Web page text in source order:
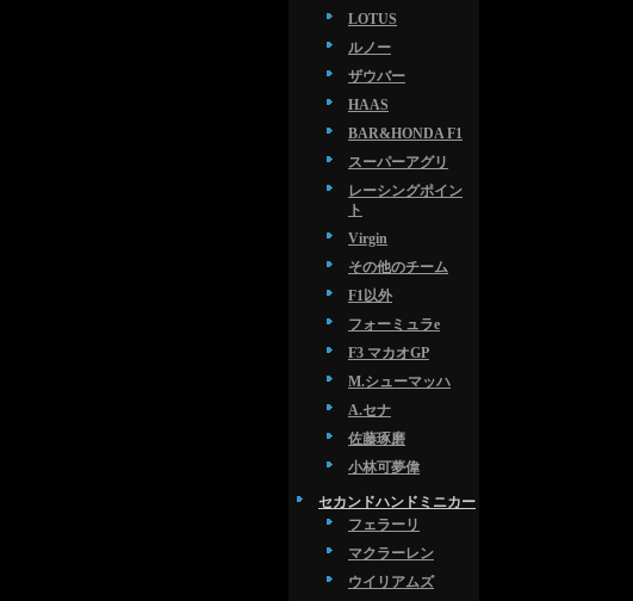
LOTUS
ルノー
ザウバー
HAAS
BAR&HONDA F1
スーパーアグリ
レーシングポイン
ト
Virgin
その他のチーム
F1以外
フォーミュラe
F3 マカオGP
M.シューマッハ
A.セナ
佐藤琢磨
小林可夢偉
セカンドハンドミニカー
フェラーリ
マクラーレン
ウイリアムズ